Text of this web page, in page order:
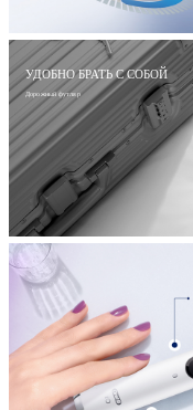
УДОБНО БРАТЬ С СОБОЙ
Дорожный футляр